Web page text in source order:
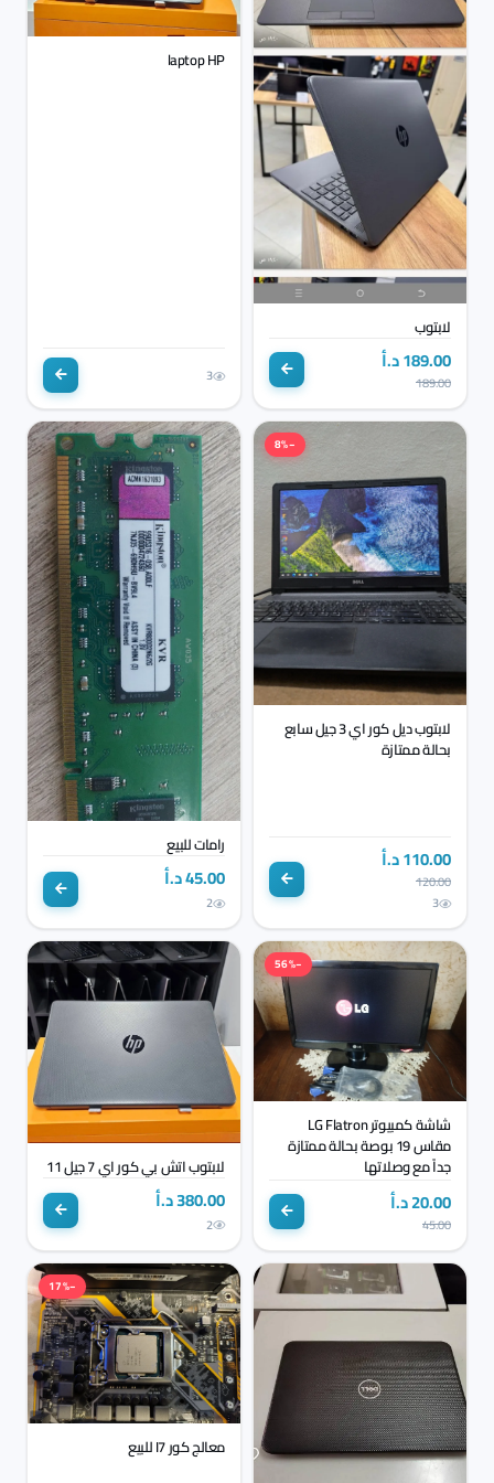
لابتوب
189.00 د.أ
189.00
laptop HP
3
−8%
لابتوب ديل كور اي 3 جيل سابع
بحالة ممتازة
110.00 د.أ
120.00
3
رامات للبيع
45.00 د.أ
2
−56%
شاشة كمبيوتر LG Flatron
مقاس 19 بوصة بحالة ممتازة
جداً مع وصلاتها
20.00 د.أ
45.00
لابتوب اتش بي كور اي 7 جيل 11
380.00 د.أ
2
−17%
معالج كور I7 للبيع